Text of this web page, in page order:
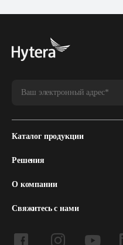
Каталог продукции
Решения
О компании
Свяжитесь с нами